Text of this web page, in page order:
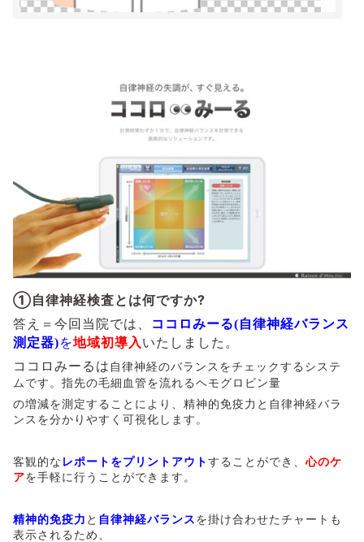
①自律神経検査とは何ですか?
答え＝ 今回当院では、
ココロみーる(自律神経バランス
測定器)を地域初導入 いたしました。
ココロみーるは 自律神経のバランスをチェックするシステ
ムです。指先の毛細血管を流れるヘモグロビン量
の増減を測定することにより、精神的免疫力と自律神経バラ
ンスを分かりやすく可視化します。
客観的な レポートをプリントアウトすることができ、 心のケ
アを手軽に行うことができます。
精神的免疫力 と 自律神経バランスを掛け合わせたチャートも
表示されるため、